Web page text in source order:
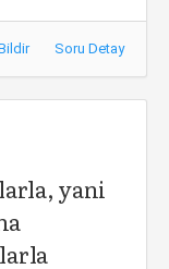
Soru Detay
yani